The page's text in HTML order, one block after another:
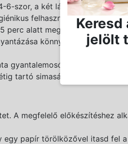
6-szor, a két lábat kb. 2-3-szor
felhasználást tesz
perc alatt megfelelő hőfokra
könnyen és gyorsan
gyantalemosó olajjal
tartó simaságot kölcsönöz a
A megfelelő előkészítéshez
papír törölközővel itasd fel
Keresd
jelölt